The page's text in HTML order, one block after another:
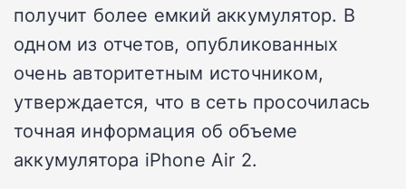
получит более емкий аккумулятор. В
одном из отчетов, опубликованных
очень авторитетным источником,
утверждается, что в сеть просочилась
точная информация об объеме
аккумулятора iPhone Air 2.